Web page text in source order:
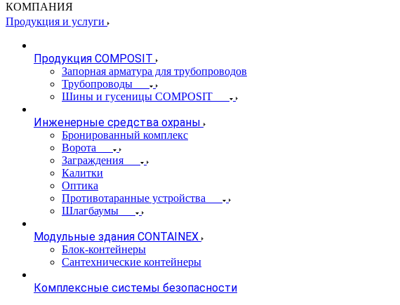
КОМПАНИЯ
Продукция и услуги
Продукция COMPOSIT
Запорная арматура для трубопроводов
Трубопроводы
Шины и гусеницы COMPOSIT
Инженерные средства охраны
Бронированный комплекс
Ворота
Заграждения
Калитки
Оптика
Противотаранные устройства
Шлагбаумы
Модульные здания CONTAINEX
Блок-контейнеры
Сантехнические контейнеры
Комплексные системы безопасности